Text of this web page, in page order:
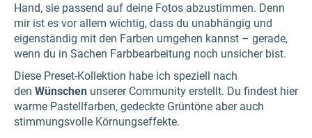
Hand, sie passend auf deine Fotos abzustimmen. Denn
mir ist es vor allem wichtig, dass du unabhängig und
eigenständig mit den Farben umgehen kannst – gerade,
wenn du in Sachen Farbbearbeitung noch unsicher bist.
Diese Preset-Kollektion habe ich speziell nach
den Wünschen unserer Community erstellt. Du findest hier
warme Pastellfarben, gedeckte Grüntöne aber auch
stimmungsvolle Körnungseffekte.